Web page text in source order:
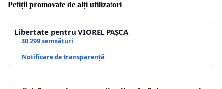
Petiții promovate de alți utilizatori
Libertate pentru VIOREL PAȘCA
30 299 semnături
Notificare de transparență